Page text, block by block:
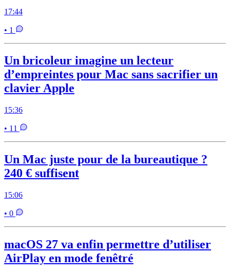
17:44
• 1
Un bricoleur imagine un lecteur
d’empreintes pour Mac sans sacrifier un
clavier Apple
15:36
• 11
Un Mac juste pour de la bureautique ?
240 € suffisent
15:06
• 0
macOS 27 va enfin permettre d’utiliser
AirPlay en mode fenêtré